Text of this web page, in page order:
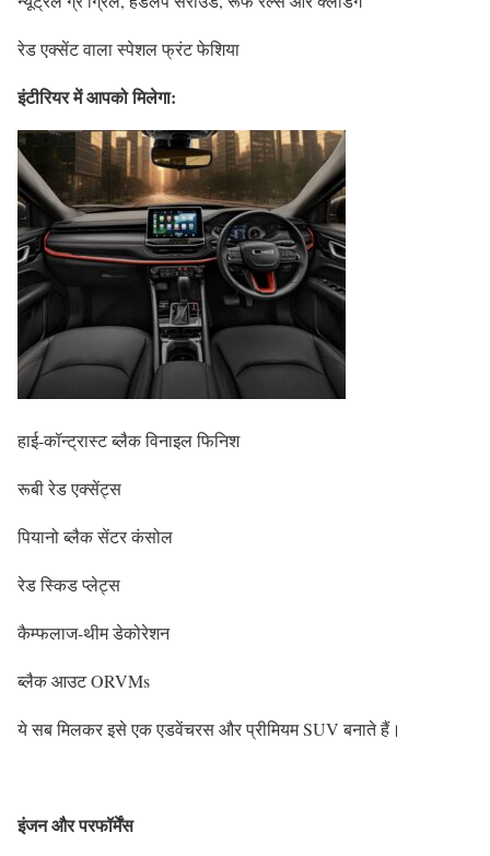
रेड एक्सेंट वाला स्पेशल फ्रंट फेशिया
इंटीरियर में आपको मिलेगा:
हाई-कॉन्ट्रास्ट ब्लैक विनाइल फिनिश
रूबी रेड एक्सेंट्स
पियानो ब्लैक सेंटर कंसोल
रेड स्किड प्लेट्स
कैम्फलाज-थीम डेकोरेशन
ब्लैक आउट ORVMs
ये सब मिलकर इसे एक एडवेंचरस और प्रीमियम SUV बनाते हैं।
इंजन और परफॉर्मेंस